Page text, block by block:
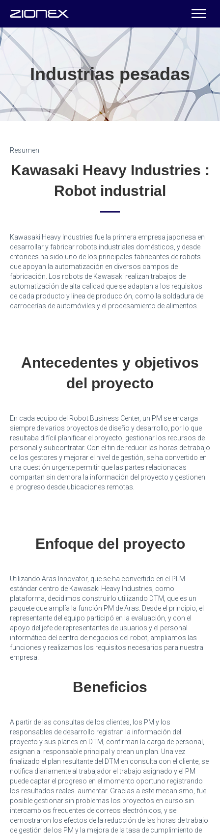
Industrias pesadas
Resumen
Kawasaki Heavy Industries :
Robot industrial
Kawasaki Heavy Industries fue la primera empresa japonesa en
desarrollar y fabricar robots industriales domésticos, y desde
entonces ha sido uno de los principales fabricantes de robots
que apoyan la automatización en diversos campos de
fabricación. Los robots de Kawasaki realizan trabajos de
automatización de alta calidad que se adaptan a los requisitos
de cada producto y línea de producción, como la soldadura de
carrocerías de automóviles y el procesamiento de alimentos.
Antecedentes y objetivos
del proyecto
En cada equipo del Robot Business Center, un PM se encarga
siempre de varios proyectos de diseño y desarrollo, por lo que
resultaba difícil planificar el proyecto, gestionar los recursos de
personal y subcontratar. Con el fin de reducir las horas de trabajo
de los gestores y mejorar el nivel de gestión, se ha convertido en
una cuestión urgente permitir que las partes relacionadas
compartan sin demora la información del proyecto y gestionen
el progreso desde ubicaciones remotas.
Enfoque del proyecto
Utilizando Aras Innovator, que se ha convertido en el PLM
estándar dentro de Kawasaki Heavy Industries, como
plataforma, decidimos construirlo utilizando DTM, que es un
paquete que amplía la función PM de Aras. Desde el principio, el
representante del equipo participó en la evaluación, y con el
apoyo del jefe de representantes de usuarios y el personal
informático del centro de negocios del robot, ampliamos las
funciones y realizamos los requisitos necesarios para nuestra
empresa.
Beneficios
A partir de las consultas de los clientes, los PM y los
responsables de desarrollo registran la información del
proyecto y sus planes en DTM, confirman la carga de personal,
asignan al responsable principal y crean un plan. Una vez
finalizado el plan resultante del DTM en consulta con el cliente, se
notifica diariamente al trabajador el trabajo asignado y el PM
puede captar el progreso en el momento oportuno registrando
los resultados reales. aumentar. Gracias a este mecanismo, fue
posible gestionar sin problemas los proyectos en curso sin
intercambios frecuentes de correos electrónicos, y se
demostraron los efectos de la reducción de las horas de trabajo
de gestión de los PM y la mejora de la tasa de cumplimiento de